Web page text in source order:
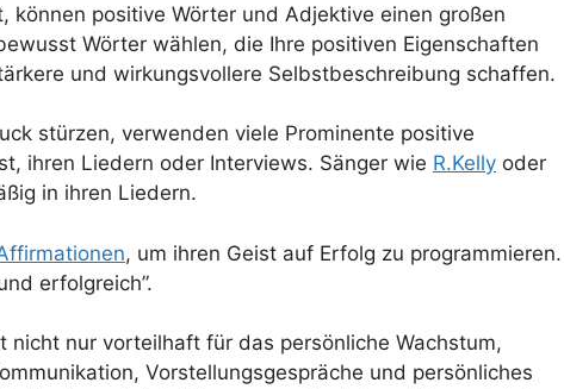
können positive Wörter und Adjektive einen großen
Wörter wählen, die Ihre positiven Eigenschaften
und wirkungsvollere Selbstbeschreibung schaffen.
stürzen, verwenden viele Prominente positive
ihren Liedern oder Interviews. Sänger wie R.Kelly oder
in ihren Liedern.
, um ihren Geist auf Erfolg zu programmieren.
erfolgreich”.
nicht nur vorteilhaft für das persönliche Wachstum,
Vorstellungsgespräche und persönliches